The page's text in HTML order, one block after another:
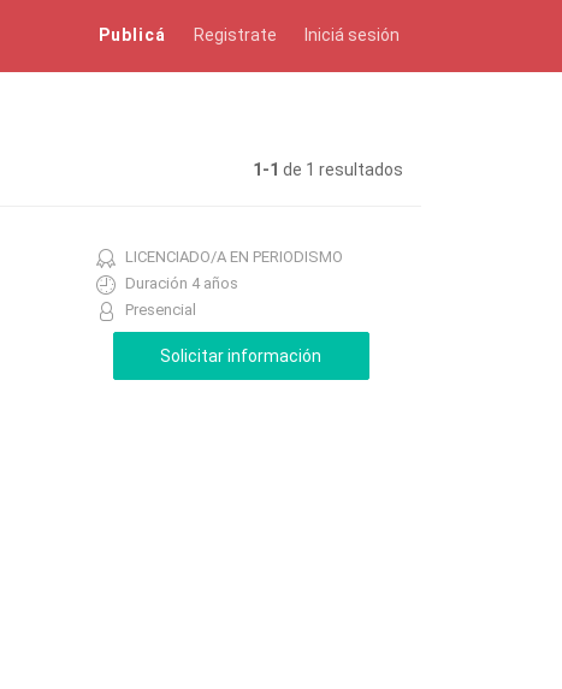
Publicá Registrate Iniciá sesión
1-1 de 1 resultados
LICENCIADO/A EN PERIODISMO
Duración 4 años
Presencial